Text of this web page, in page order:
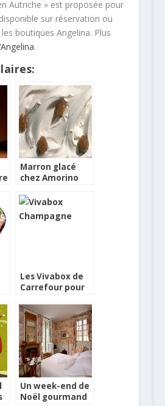
Autriche » est proposée pour
sur réservation ou
boutiques Angelina. Plus
.
Marron glacé
chez Amorino
Les Vivabox de
Carrefour pour
Un week-end de
Noël gourmand